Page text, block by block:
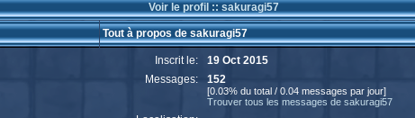
Voir le profil :: sakuragi57
Tout à propos de sakuragi57
Inscrit le:
19 Oct 2015
Messages:
152
[0.03% du total / 0.04 messages par jour]
Trouver tous les messages de sakuragi57